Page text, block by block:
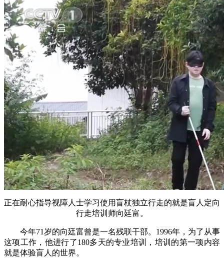
大国智造 大国展会 大国保险 云顶对话 云起
CCTV.节目官网 直播 节目单 栏目 片库 热播榜
正在耐心指导视障人士学习使用盲杖独立行走的就是盲人定向
行走培训师向廷富。
今年71岁的向廷富曾是一名残联干部。1996年，为了从事
这项工作，他进行了180多天的专业培训，培训的第一项内容
就是体验盲人的世界。